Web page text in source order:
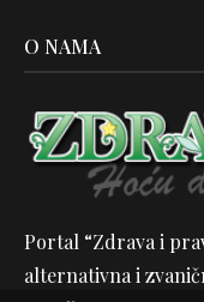
O NAMA
Portal “Zdrava i
alternativna i